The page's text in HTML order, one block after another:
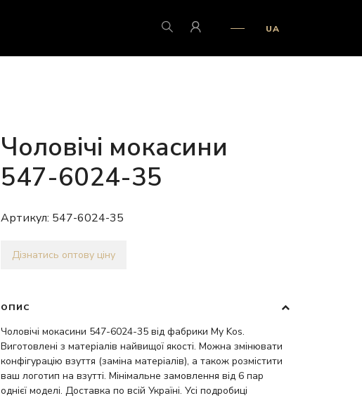
UA
Чоловічі мокасини
547-6024-35
Артикул: 547-6024-35
Дізнатись оптову ціну
ОПИС
Чоловічі мокасини 547-6024-35 від фабрики My Kos.
Виготовлені з матеріалів найвищої якості. Можна змінювати
конфігурацію взуття (заміна матеріалів), а також розмістити
ваш логотип на взутті. Мінімальне замовлення від 6 пар
однієї моделі. Доставка по всій Україні. Усі подробиці